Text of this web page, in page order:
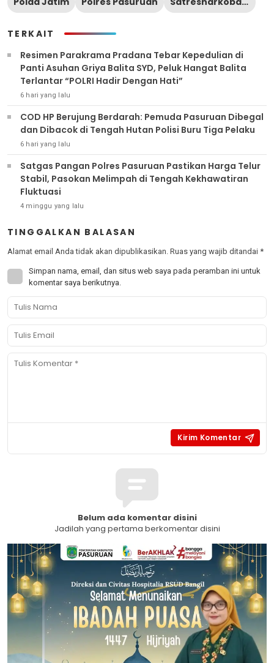
TERKAIT
Resimen Parakrama Pradana Tebar Kepedulian di
Panti Asuhan Griya Balita SYD, Peluk Hangat Balita
Terlantar “POLRI Hadir Dengan Hati”
6 hari yang lalu
COD HP Berujung Berdarah: Pemuda Pasuruan Dibegal
dan Dibacok di Tengah Hutan Polisi Buru Tiga Pelaku
6 hari yang lalu
Satgas Pangan Polres Pasuruan Pastikan Harga Telur
Stabil, Pasokan Melimpah di Tengah Kekhawatiran
Fluktuasi
4 minggu yang lalu
TINGGALKAN BALASAN
Alamat email Anda tidak akan dipublikasikan. Ruas yang wajib ditandai *
Simpan nama, email, dan situs web saya pada peramban ini untuk
komentar saya berikutnya.
Belum ada komentar disini
Jadilah yang pertama berkomentar disini